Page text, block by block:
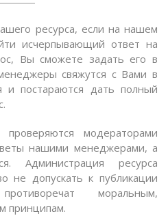
ресурса, если на нашем
исчерпывающий ответ на
Вы сможете задать его в
свяжутся с Вами в
постараются дать полный
модераторами
нашими менеджерами, а
Администрация ресурса
не допускать к публикации
моральным,
принципам.